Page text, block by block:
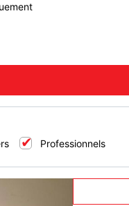
Professionnels